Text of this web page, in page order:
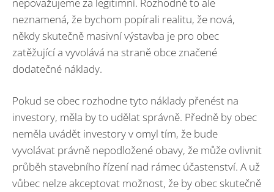
neznamená, že bychom popírali realitu, že nová,
někdy skutečně masivní výstavba je pro obec
zatěžující a vyvolává na straně obce značené
dodatečné náklady.
Pokud se obec rozhodne tyto náklady přenést na
investory, měla by to udělat správně. Předně by obec
neměla uvádět investory v omyl tím, že bude
vyvolávat právně nepodložené obavy, že může ovlivnit
průběh stavebního řízení nad rámec účastenství. A už
vůbec nelze akceptovat možnost, že by obec skutečně